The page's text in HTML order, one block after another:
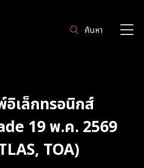
ค้นหา
เล็กทรอนิกส์
19 พ.ค. 2569
TOA)